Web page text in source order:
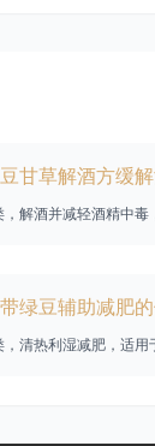
甘草解酒方缓
，解酒并减轻酒精中
绿豆辅助减肥
，清热利湿减肥，适用